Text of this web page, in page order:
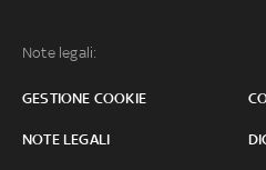
Note legali:
GESTIONE COOKIE
NOTE LEGALI